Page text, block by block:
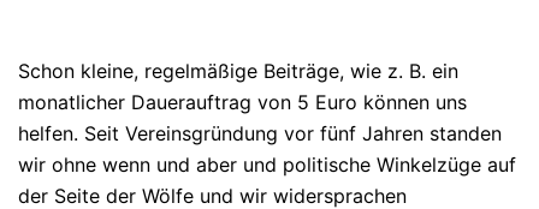
Schon kleine, regelmäßige Beiträge, wie z. B. ein
monatlicher Dauerauftrag von 5 Euro können uns
helfen. Seit Vereinsgründung vor fünf Jahren standen
wir ohne wenn und aber und politische Winkelzüge auf
der Seite der Wölfe und wir widersprachen